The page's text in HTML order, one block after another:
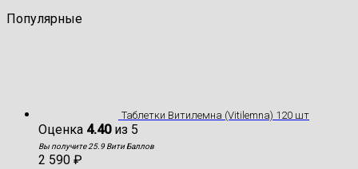
Популярные
Таблетки Витилемна (Vitilemna) 120 шт
Оценка 4.40из 5
Вы получите 25.9 Вити Баллов
2 590 ₽